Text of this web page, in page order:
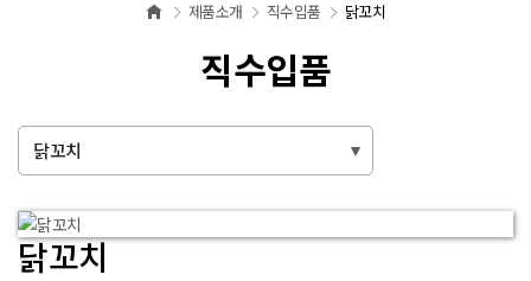
제품소개 직수입품 닭꼬치
직수입품
닭꼬치
닭꼬치